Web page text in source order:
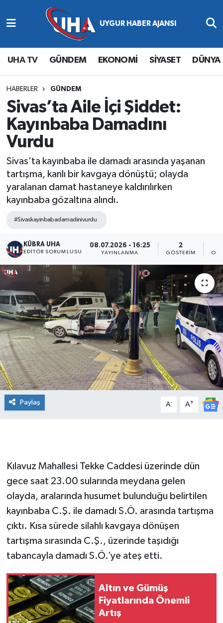
UHA TV GÜNDEM EKONOMİ SİYASET DÜNYA
HABERLER GÜNDEM
Sivas’ta Aile İçi Şiddet:
Kayınbaba Damadını
Vurdu
Sivas’ta kayınbaba ile damadı arasında yaşanan
tartışma, kanlı bir kavgaya dönüştü; olayda
yaralanan damat hastaneye kaldırılırken
kayınbaba gözaltına alındı.
#Sivaskayinbabadamadinivurdu
KÜBRA UHA
EDİTÖR SORUMLUSU
08.07.2026 - 16:25
YAYINLANMA
2
GÖSTERIM
Paylaş A- A+
Kılavuz Mahallesi Tekke Caddesi üzerinde dün
gece saat 23.00 sularında meydana gelen
olayda, aralarında husumet bulunduğu belirtilen
kayınbaba C.Ş. ile damadı S.Ö. arasında tartışma
çıktı. Kısa sürede silahlı kavgaya dönüşen
tartışma sırasında C.Ş., üzerinde taşıdığı
tabancayla damadı S.Ö.’ye ateş etti.
Altın ve Gümüş
Fiyatlarında Önemli
Artış
Abone Ol
Gündem
Ekonomi
Magazin
Siyaset
Spor
Yaşam
Nöbetçi Eczaneler
Hava Durumu
Namaz Vakitleri
Trafik Durumu
Süper Lig Puan Durumu ve Fikstür
Tüm Manşetler
Son Dakika Haberleri
Haber Arşivi